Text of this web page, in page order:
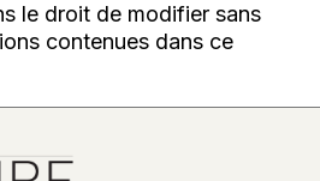
le droit de modifier sans
contenues dans ce